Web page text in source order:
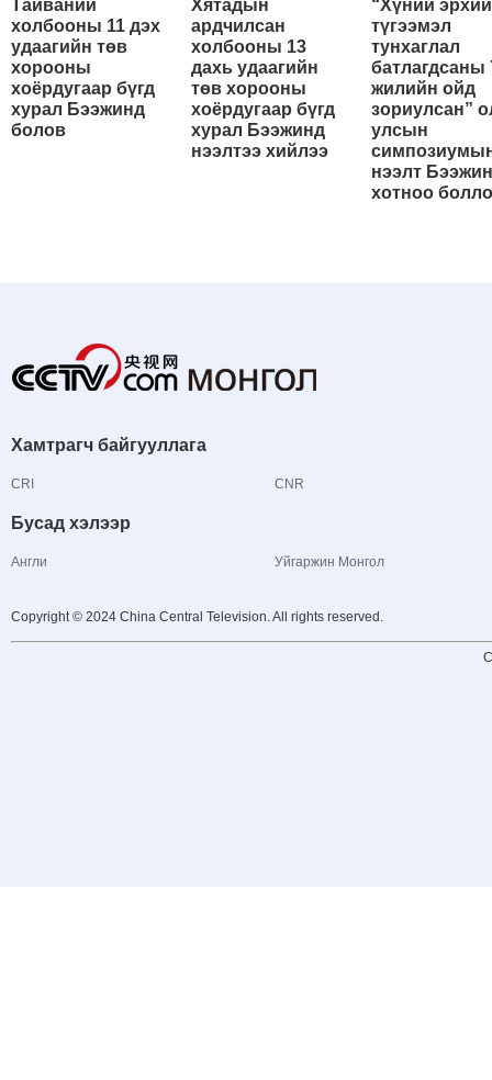
Тайваний
холбооны 11 дэх
удаагийн төв
хорооны
хоёрдугаар бүгд
хурал Бээжинд
болов
Хятадын
ардчилсан
холбооны 13
дахь удаагийн
төв хорооны
хоёрдугаар бүгд
хурал Бээжинд
нээлтээ хийлээ
“Хүний
түгээмэл
тунхаглал
батлагдсаны
жилийн ойд
зориулсан”
улсын
нээлт Бээжин
хотноо
Хамтрагч байгууллага
CRI CNR
Бусад хэлээр
Англи Уйгаржин Монгол
Copyright © 2024 China Central Television. All rights reserved.